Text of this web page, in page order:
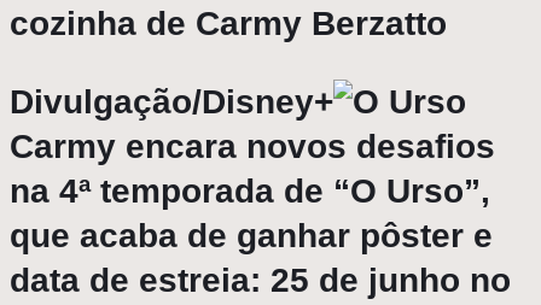
cozinha de Carmy Berzatto
Divulgação/Disney+
Carmy encara novos desafios
na 4ª temporada de “O Urso”,
que acaba de ganhar pôster e
data de estreia: 25 de junho no